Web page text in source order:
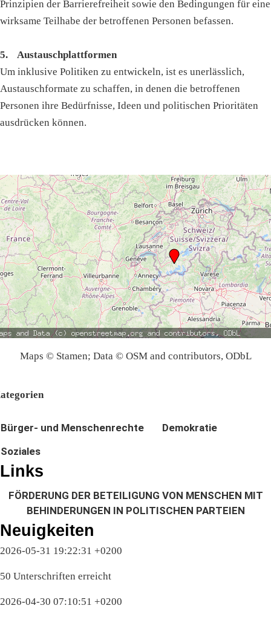
Prinzipien der Barrierefreiheit sowie den Bedingungen für eine
wirksame Teilhabe der betroffenen Personen befassen.
5. Austauschplattformen
Um inklusive Politiken zu entwickeln, ist es unerlässlich,
Austauschformate zu schaffen, in denen die betroffenen
Personen ihre Bedürfnisse, Ideen und politischen Prioritäten
ausdrücken können.
Maps © Stamen; Data © OSM and contributors, ODbL
Bürger- und Menschenrechte
Demokratie
Soziales
Links
FÖRDERUNG DER BETEILIGUNG VON MENSCHEN MIT
BEHINDERUNGEN IN POLITISCHEN PARTEIEN
Neuigkeiten
2026-05-31 19:22:31 +0200
50 Unterschriften erreicht
2026-04-30 07:10:51 +0200